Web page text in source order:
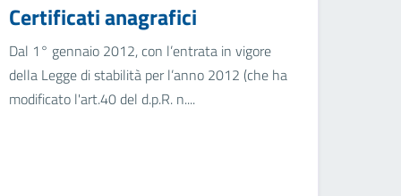
Certificati anagrafici
Dal 1° gennaio 2012, con l’entrata in vigore
della Legge di stabilità per l’anno 2012 (che ha
modificato l'art.40 del d.p.R. n....